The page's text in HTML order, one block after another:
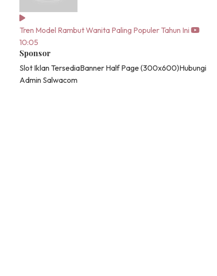
Tren Model Rambut Wanita Paling Populer Tahun Ini
10:05
Sponsor
Slot Iklan TersediaBanner Half Page (300x600)Hubungi
Admin Salwacom